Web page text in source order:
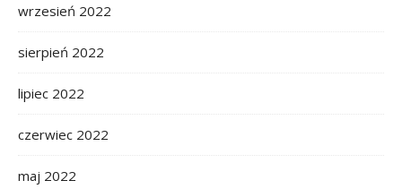
wrzesień 2022
sierpień 2022
lipiec 2022
czerwiec 2022
maj 2022